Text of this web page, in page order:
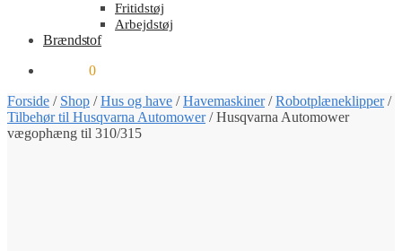
Fritidstøj
Arbejdstøj
Brændstof
0
Forside / Shop /Hus og have /Havemaskiner/Robotplæneklipper/
Tilbehør til Husqvarna Automower/Husqvarna Automower
vægophæng til 310/315